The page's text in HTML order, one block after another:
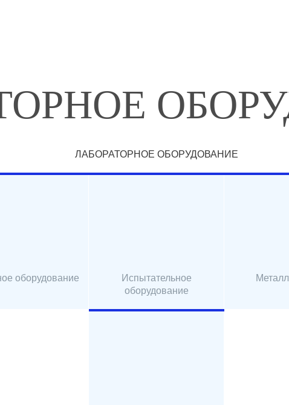
ЛАБОРАТОРНОЕ ОБОРУДОВАНИЕ
оборудование
Испытательное
оборудование